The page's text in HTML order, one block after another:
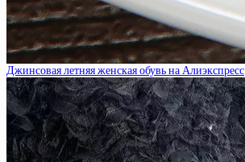
Джинсовая летняя женская обувь на Алиэкспресс